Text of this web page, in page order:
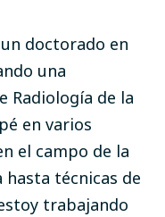
doctorado en
una
Radiología de la
en varios
el campo de la
hasta técnicas de
trabajando